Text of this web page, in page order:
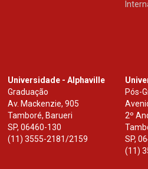
Universidade - Alphaville
Graduação
Av. Mackenzie, 905
Tamboré, Barueri
SP,06460-130
(11) 3555-2181/2159
Pós-
2º
SP,
(11)